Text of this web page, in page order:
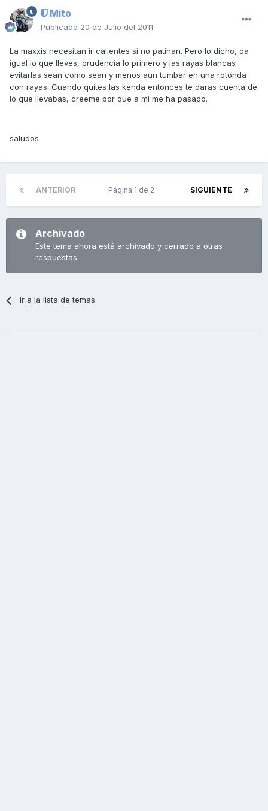
Mito
Publicado 20 de Julio del 2011
La maxxis necesitan ir calientes si no patinan. Pero lo dicho, da
igual lo que lleves, prudencia lo primero y las rayas blancas
evitarlas sean como sean y menos aun tumbar en una rotonda
con rayas. Cuando quites las kenda entonces te daras cuenta de
lo que llevabas, creeme por que a mi me ha pasado.
saludos
ANTERIOR SIGUIENTE
Página 1 de 2
Archivado
Este tema ahora está archivado y cerrado a otras
respuestas.
Ir a la lista de temas